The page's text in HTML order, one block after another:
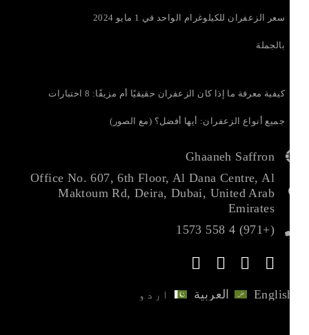
سعر الزعفران للكيلوغرام الواحد في 1 مايو 2024
بالجملة
كيفية معرفة ما إذا كان الزعفران حقيقيًا أم مزيفًا: 8 اختبارات
جميع أنواع الزعفران: أيها أفضل؟ (مع الصور)
Ghaaneh Saffron
Office No. 607, 6th Floor, Al Dana Centre, Al
Maktoum Rd, Deira, Dubai, United Arab
Emirates
(+971) 4 558 1573
English العربية اردو